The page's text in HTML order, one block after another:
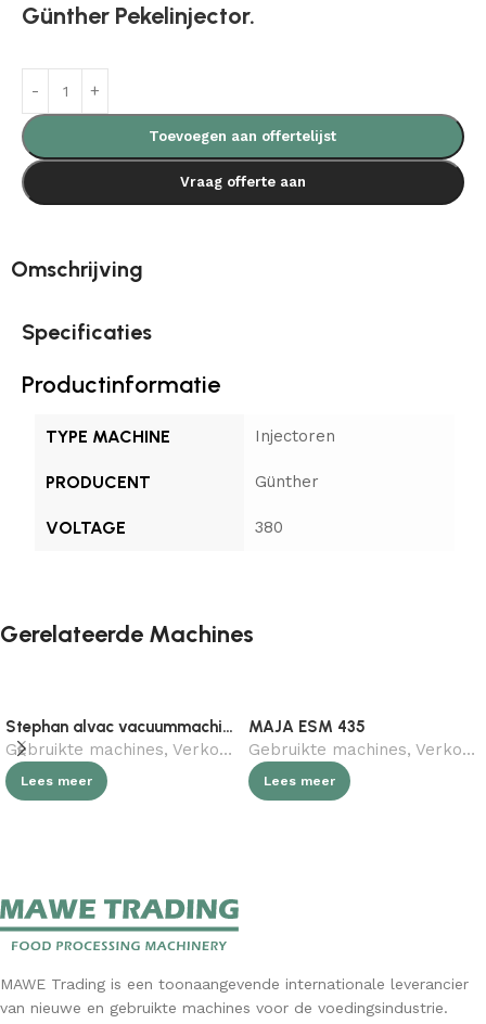
Günther Pekelinjector.
Toevoegen aan offertelijst
Vraag offerte aan
Omschrijving
Specificaties
Productinformatie
TYPE MACHINE Injectoren
PRODUCENT Günther
VOLTAGE 380
Gerelateerde Machines
Stephan alvac vacuummachine
Gebruikte machines, Verkocht (gebruikt) Horeca, Slagerij
Lees meer
MAJA ESM 435
Gebruikte machines, Verkocht (gebruikt)
Lees meer
MAWE Trading is een toonaangevende internationale leverancier
van nieuwe en gebruikte machines voor de voedingsindustrie.